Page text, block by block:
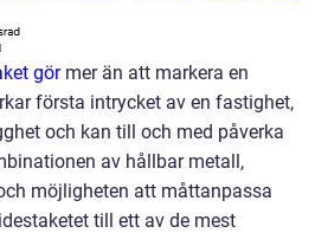
görmer än att markera en
första intrycket av en fastighet,
och kan till och med påverka
av hållbar metall,
möjligheten att måttanpassa
till ett av de mest